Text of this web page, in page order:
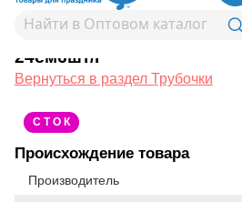
1502-4574Трубочка д/
24см6шт/Р
Вернуться в раздел Трубочки
С Т О К
Происхождение товара
Производитель